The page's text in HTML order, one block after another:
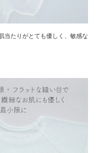
当たりがとても優しく、敏感な